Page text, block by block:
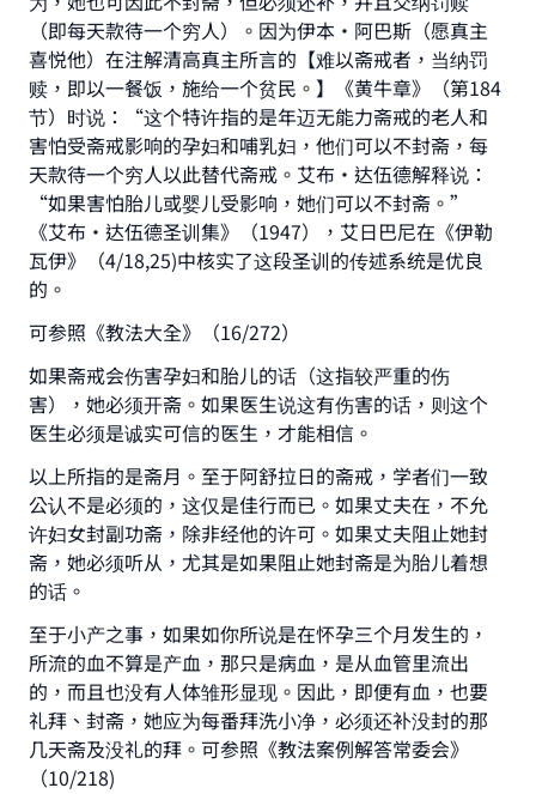
（即每天款待一个穷人）。因为伊本・阿巴斯（愿真主
喜悦他）在注解清高真主所言的【难以斋戒者，当纳罚
赎，即以一餐饭，施给一个贫民。】《黄牛章》（第184
节）时说：“这个特许指的是年迈无能力斋戒的老人和
害怕受斋戒影响的孕妇和哺乳妇，他们可以不封斋，每
天款待一个穷人以此替代斋戒。艾布・达伍德解释说：
“如果害怕胎儿或婴儿受影响，她们可以不封斋。”
《艾布·达伍德圣训集》（1947），艾日巴尼在《伊勒
瓦伊》（4/18,25)中核实了这段圣训的传述系统是优良
的。
可参照《教法大全》（16/272）
如果斋戒会伤害孕妇和胎儿的话（这指较严重的伤
害），她必须开斋。如果医生说这有伤害的话，则这个
医生必须是诚实可信的医生，才能相信。
以上所指的是斋月。至于阿舒拉日的斋戒，学者们一致
公认不是必须的，这仅是佳行而已。如果丈夫在，不允
许妇女封副功斋，除非经他的许可。如果丈夫阻止她封
斋，她必须听从，尤其是如果阻止她封斋是为胎儿着想
的话。
至于小产之事，如果如你所说是在怀孕三个月发生的，
所流的血不算是产血，那只是病血，是从血管里流出
的，而且也没有人体雏形显现。因此，即便有血，也要
礼拜、封斋，她应为每番拜洗小净，必须还补没封的那
几天斋及没礼的拜。可参照《教法案例解答常委会》
（10/218)
Make an impact on millions of lives
The Prophet (ﷺ) said:
"A person who leads others to doing what is
do it."
(MUSLIM, 1893)